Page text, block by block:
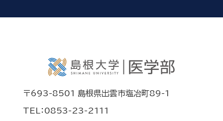
〒693-8501 島根県出雲市塩冶町89-1
TEL：0853-23-2111